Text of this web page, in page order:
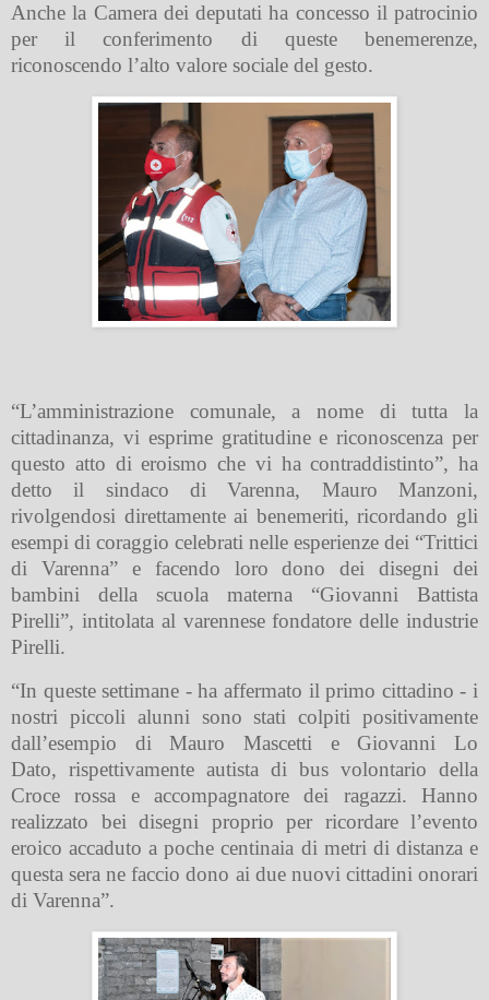
Anche la Camera dei deputati ha concesso il patrocinio
per il conferimento di queste benemerenze,
riconoscendo l’alto valore sociale del gesto.
“L’amministrazione comunale, a nome di tutta la
cittadinanza, vi esprime gratitudine e riconoscenza per
questo atto di eroismo che vi ha contraddistinto”, ha
detto il sindaco di Varenna, Mauro Manzoni,
rivolgendosi direttamente ai benemeriti, ricordando gli
esempi di coraggio celebrati nelle esperienze dei “Trittici
di Varenna” e facendo loro dono dei disegni dei
bambini della scuola materna “Giovanni Battista
Pirelli”, intitolata al varennese fondatore delle industrie
Pirelli.
“In queste settimane - ha affermato il primo cittadino - i
nostri piccoli alunni sono stati colpiti positivamente
dall’esempio di Mauro Mascetti e Giovanni Lo
Dato, rispettivamente autista di bus volontario della
Croce rossa e accompagnatore dei ragazzi. Hanno
realizzato bei disegni proprio per ricordare l’evento
eroico accaduto apoche centinaia di metri di distanza e
questa sera ne faccio dono ai due nuovi cittadini onorari
di Varenna”.